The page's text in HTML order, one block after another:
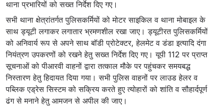
थाना प्रभारियों को सख्त निर्देश दिए गए।
सभी थाना क्षेत्रांतर्गत पुलिसकर्मियों को मोटर साइकिल व थाना मोबाइल के
साथ ड्यूटी लगाकर लगातार भ्रमणशील रखा जाए। ड्यूटीरत पुलिसकर्मियों
को अनिवार्य रूप से अपने साथ बॉडी प्रोटेक्टर, हेलमेट व डंडा इत्यादि दंगा
नियंत्रण उपकरणों को रखने हेतु सख्त निर्देश दिए गए। यूपी 112 पर प्राप्त
सूचनाओं को पीआरवी वाहनों द्वारा तत्काल मौके पर पहुंचकर समयबद्ध
निस्तारण हेतु हिदायत दिया गया। सभी पुलिस वाहनों पर लाउड हेलर व
पब्लिक एड्रेस सिस्टम को सक्रिय करते हुए त्योहारों को शांति व सौहार्दपूर्ण
ढंग से मनाने हेतु आमजन से अपील की जाए।